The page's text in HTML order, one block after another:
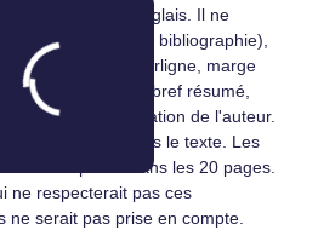
soutenue en anglais. Il ne
(sans compter la bibliographie),
12 pt, double interligne, marge
comporte un bref résumé,
et sans identification de l'auteur.
sont insérés dans le texte. Les
sont comprises dans les 20 pages.
ne respecterait pas ces
ne serait pas prise en compte.